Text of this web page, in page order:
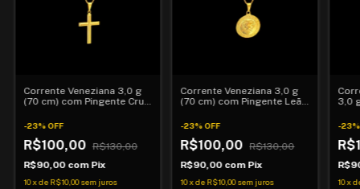
Corrente Veneziana 3,0 g
(70 cm) com Pingente Cruz
-23%OFF
R$100,00 R$130,00
R$90,00 com Pix
10xdeR$10,00 sem juros
Corrente Veneziana 3,0 g
(70 cm) com Pingente Leão
-23%OFF
R$100,00
R$130,00
R$90,00 com Pix
10xdeR$10,00 sem juros
3,0
-23
10x